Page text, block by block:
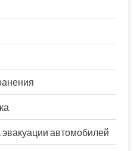
автомобилей